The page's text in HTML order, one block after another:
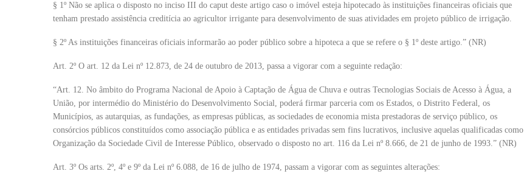
§ 1º Não se aplica o disposto no inciso III do caput deste artigo caso o imóvel esteja hipotecado às instituições financeiras oficiais que
tenham prestado assistência creditícia ao agricultor irrigante para desenvolvimento de suas atividades em projeto público de irrigação.
§ 2º As instituições financeiras oficiais informarão ao poder público sobre a hipoteca a que se refere o § 1º deste artigo.” (NR)
Art. 2º O art. 12 da Lei nº 12.873, de 24 de outubro de 2013, passa a vigorar com a seguinte redação:
“Art. 12. No âmbito do Programa Nacional de Apoio à Captação de Água de Chuva e outras Tecnologias Sociais de Acesso à Água, a
União, por intermédio do Ministério do Desenvolvimento Social, poderá firmar parceria com os Estados, o Distrito Federal, os
Municípios, as autarquias, as fundações, as empresas públicas, as sociedades de economia mista prestadoras de serviço público, os
consórcios públicos constituídos como associação pública e as entidades privadas sem fins lucrativos, inclusive aquelas qualificadas como
Organização da Sociedade Civil de Interesse Público, observado o disposto no art. 116 da Lei nº 8.666, de 21 de junho de 1993.” (NR)
Art. 3º Os arts. 2º, 4º e 9º da Lei nº 6.088, de 16 de julho de 1974, passam a vigorar com as seguintes alterações: